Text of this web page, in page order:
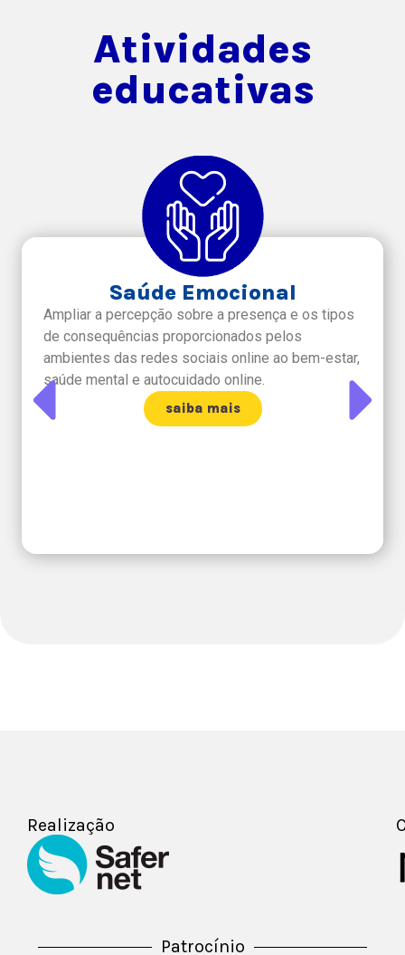
Atividades
educativas
Saúde Emocional
Ampliar a percepção sobre a presença e os tipos
de consequências proporcionados pelos
ambientes das redes sociais online ao bem-estar,
saúde mental e autocuidado online.
saiba mais
Realização
Patrocínio